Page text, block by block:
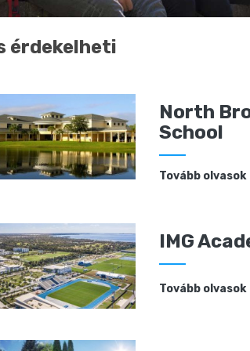
érdekelheti
North
School
Tovább olvasok
IMG
Tovább olvasok